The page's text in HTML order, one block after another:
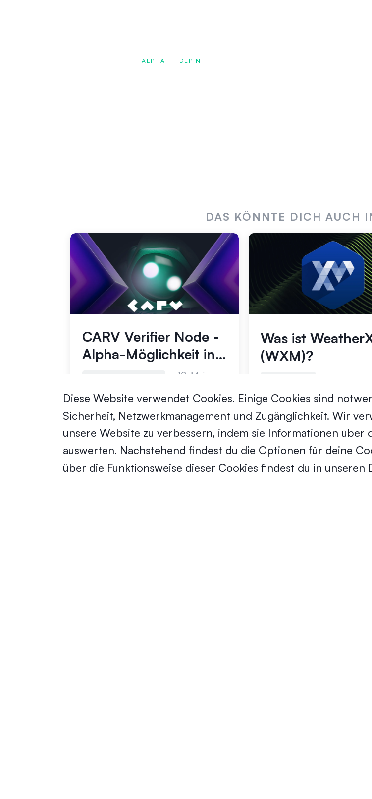
ALPHA DEPIN
DAS KÖNNTE DICH AUCH
CARV Verifier Node -
Alpha-Möglichkeit in
Gaming und KI
10. Mai
Was ist
(WXM)?
Diese Website verwendet Cookies. Einige Cookies sind
Sicherheit, Netzwerkmanagement und Zugänglichkeit. Wir
unsere Website zu verbessern, indem sie Informationen über
auswerten. Nachstehend findest du die Optionen für deine
über die Funktionsweise dieser Cookies findest du in unseren